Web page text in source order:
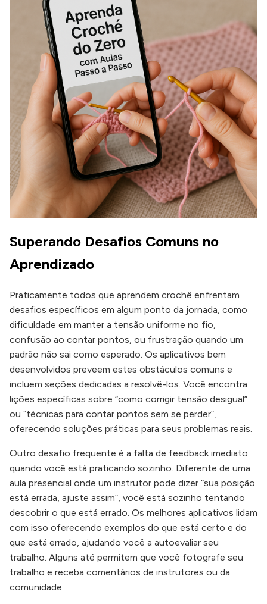
Superando Desafios Comuns no
Aprendizado
Praticamente todos que aprendem crochê enfrentam
desafios específicos em algum ponto da jornada, como
dificuldade em manter a tensão uniforme no fio,
confusão ao contar pontos, ou frustração quando um
padrão não sai como esperado. Os aplicativos bem
desenvolvidos preveem estes obstáculos comuns e
incluem seções dedicadas a resolvê-los. Você encontra
lições específicas sobre “como corrigir tensão desigual”
ou “técnicas para contar pontos sem se perder”,
oferecendo soluções práticas para seus problemas reais.
Outro desafio frequente é a falta de feedback imediato
quando você está praticando sozinho. Diferente de uma
aula presencial onde um instrutor pode dizer “sua posição
está errada, ajuste assim”, você está sozinho tentando
descobrir o que está errado. Os melhores aplicativos lidam
com isso oferecendo exemplos do que está certo e do
que está errado, ajudando você a autoevaliar seu
trabalho. Alguns até permitem que você fotografe seu
trabalho e receba comentários de instrutores ou da
comunidade.